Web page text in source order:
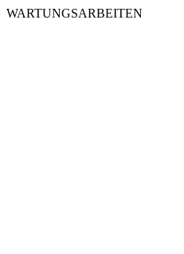
WARTUNGSARBEITEN